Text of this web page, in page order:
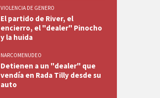
VIOLENCIA DE GENERO
El partido de River, el
encierro, el "dealer" Pinocho
y la huida
NARCOMENUDEO
Detienen a un "dealer" que
vendía en Rada Tilly desde su
auto